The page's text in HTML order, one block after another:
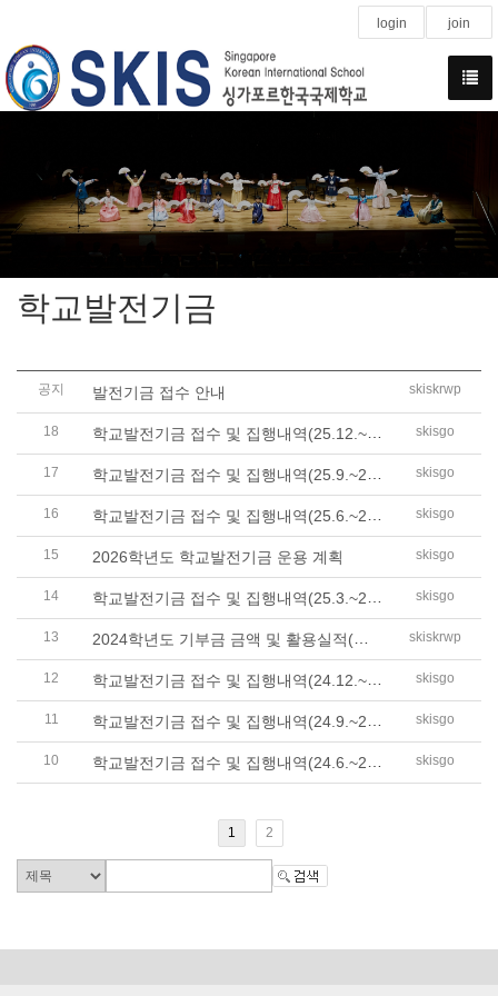
login join
학교발전기금
공지 발전기금 접수 안내 skiskrwp
18 학교발전기금 접수 및 집행내역(25.12.~26... skisgo
17 skisgo
16 skisgo
15 2026학년도 학교발전기금 운용 계획 skisgo
14 skisgo
13 2024학년도 기부금 금액 및 활용실적(학교.. skiskrwp
12 학교발전기금 접수 및 집행내역(24.12.~25... skisgo
11 skisgo
10 skisgo
1 2